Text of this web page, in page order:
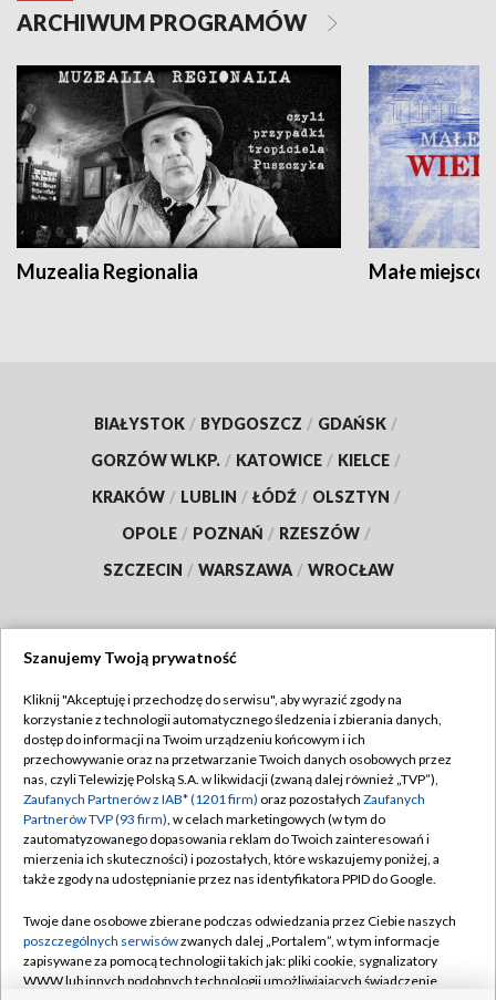
ARCHIWUM PROGRAMÓW
Muzealia Regionalia Małe
BIAŁYSTOK / BYDGOSZCZ / GDAŃSK /
GORZÓW WLKP. / KATOWICE / KIELCE /
KRAKÓW / LUBLIN / ŁÓDŹ / OLSZTYN /
OPOLE / POZNAŃ / RZESZÓW /
SZCZECIN / WARSZAWA / WROCŁAW
TVP
Abonament TVP
Emisja w TVP
Centrum informacji TVP
Naziemna Telewizja Cyfrowa
Rada Programowa
System NOS
Regulamin TVP
Polityka prywatności
Moje zgody
Pomoc
Kontakt
Szanujemy Twoją prywatność
Kliknij "Akceptuję i przechodzę do serwisu", aby wyrazić zgody na
korzystanie z technologii automatycznego śledzenia i zbierania danych,
dostęp do informacji na Twoim urządzeniu końcowym i ich
przechowywanie oraz na przetwarzanie Twoich danych osobowych przez
nas, czyli Telewizję Polską S.A. w likwidacji (zwaną dalej również „TVP”),
Zaufanych Partnerów z IAB* (1201 firm) oraz pozostałych Zaufanych
Partnerów TVP (93 firm), w celach marketingowych (w tym do
zautomatyzowanego dopasowania reklam do Twoich zainteresowań i
mierzenia ich skuteczności) i pozostałych, które wskazujemy poniżej, a
także zgody na udostępnianie przez nas identyfikatora PPID do Google.
Twoje dane osobowe zbierane podczas odwiedzania przez Ciebie naszych
poszczególnych serwisówzwanych dalej „Portalem”, w tym informacje
zapisywane za pomocą technologii takich jak: pliki cookie, sygnalizatory
WWW lub innych podobnych technologii umożliwiających świadczenie